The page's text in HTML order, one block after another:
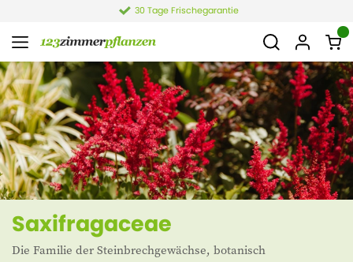
30 Tage Frischegarantie
Saxifragaceae
Die Familie der Steinbrechgewächse, botanisch